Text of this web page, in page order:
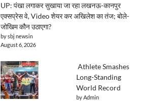
UP: पंखा लगाकर सुखाया जा रहा लखनऊ-कानपुर
एक्सप्रेस वे, Video शेयर कर अखिलेश का तंज; बोले-
जोखिम कौन उठाएगा?
by sbj newsin
August 6, 2026
Athlete Smashes
Long-Standing
World Record
by Admin